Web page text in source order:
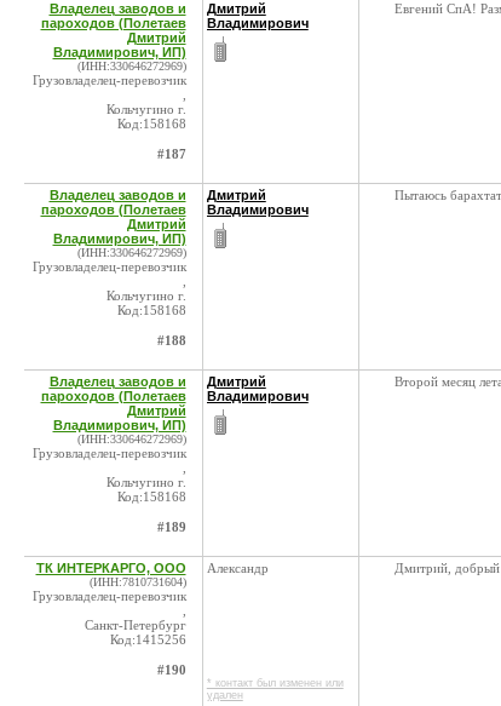
Владелец заводов и
пароходов (Полетаев
Дмитрий
Владимирович, ИП)
(ИНН:330646272969)
Грузовладелец-перевозчик
Кольчугино г.
Код:158168
#187
Дмитрий
Владимирович
Евгений СпА!
Владелец заводов и
пароходов (Полетаев
Дмитрий
Владимирович, ИП)
(ИНН:330646272969)
Грузовладелец-перевозчик
Кольчугино г.
Код:158168
#188
Дмитрий
Владимирович
Пытаюсь
Владелец заводов и
пароходов (Полетаев
Дмитрий
Владимирович, ИП)
(ИНН:330646272969)
Грузовладелец-перевозчик
Кольчугино г.
Код:158168
#189
Дмитрий
Владимирович
Второй месяц
ТК ИНТЕРКАРГО, ООО
(ИНН:7810731604)
Грузовладелец-перевозчик
Санкт-Петербург
Код:1415256
#190
Александр
* контакт был изменен или
удален
Дмитрий, добрый